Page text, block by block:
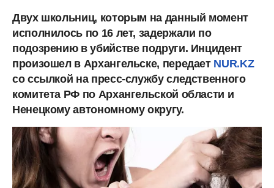
Двух школьниц, которым на данный момент
исполнилось по 16 лет, задержали по
подозрению в убийстве подруги. Инцидент
произошел в Архангельске, передает NUR.KZ
со ссылкой на пресс-службу следственного
комитета РФ по Архангельской области и
Ненецкому автономному округу.